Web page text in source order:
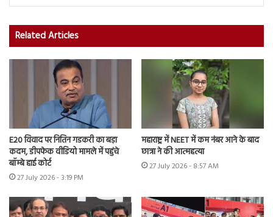
Related Articles
E20 विवाद पर नितिन गडकरी का बड़ा
कदम, डीपफेक वीडियो मामले में पहुंचे
बॉम्बे हाई कोर्ट
27 July 2026 - 3:19 PM
महाराष्ट्र में NEET में कम नंबर आने के बाद
छात्रा ने की आत्महत्या
27 July 2026 - 8:57 AM